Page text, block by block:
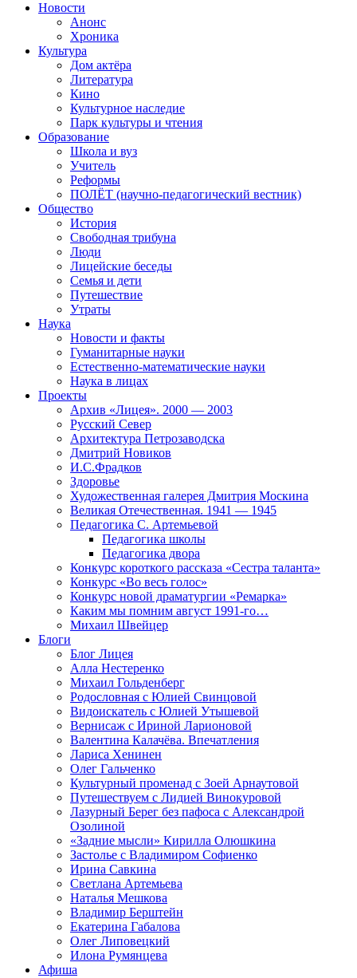
Новости
Анонс
Хроника
Культура
Дом актёра
Литература
Кино
Культурное наследие
Парк культуры и чтения
Образование
Школа и вуз
Учитель
Реформы
ПОЛЁТ (научно-педагогический вестник)
Общество
История
Свободная трибуна
Люди
Лицейские беседы
Семья и дети
Путешествие
Утраты
Наука
Новости и факты
Гуманитарные науки
Естественно-математические науки
Наука в лицах
Проекты
Архив «Лицея». 2000 — 2003
Русский Север
Архитектура Петрозаводска
Дмитрий Новиков
И.С.Фрадков
Здоровье
Художественная галерея Дмитрия Москина
Великая Отечественная. 1941 — 1945
Педагогика С. Артемьевой
Педагогика школы
Педагогика двора
Конкурс короткого рассказа «Сестра таланта»
Конкурс «Во весь голос»
Конкурс новой драматургии «Ремарка»
Каким мы помним август 1991-го…
Михаил Швейцер
Блоги
Блог Лицея
Алла Нестеренко
Михаил Гольденберг
Родословная с Юлией Свинцовой
Видоискатель с Юлией Утышевой
Вернисаж с Ириной Ларионовой
Валентина Калачёва. Впечатления
Лариса Хенинен
Олег Гальченко
Культурный променад с Зоей Арнаутовой
Путешествуем с Лидией Винокуровой
Лазурный Берег без пафоса с Александрой
Озолиной
«Задние мысли» Кирилла Олюшкина
Застолье с Владимиром Софиенко
Ирина Савкина
Светлана Артемьева
Наталья Мешкова
Владимир Берштейн
Екатерина Габалова
Олег Липовецкий
Илона Румянцева
Афиша